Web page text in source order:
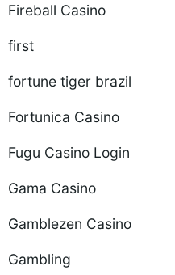
Fireball Casino
first
fortune tiger brazil
Fortunica Casino
Fugu Casino Login
Gama Casino
Gamblezen Casino
Gambling